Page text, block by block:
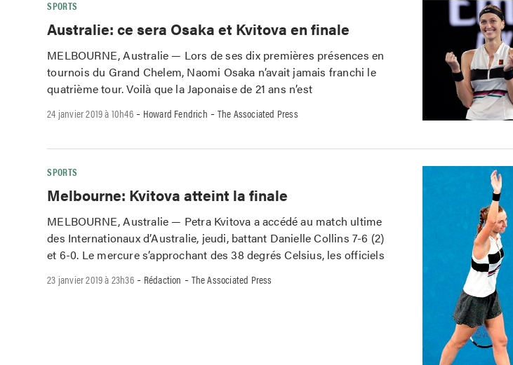
SPORTS
Australie: ce sera Osaka et Kvitova en finale
MELBOURNE, Australie — Lors de ses dix premières présences en
tournois du Grand Chelem, Naomi Osaka n’avait jamais franchi le
quatrième tour. Voilà que la Japonaise de 21 ans n’est
24 janvier 2019 à 10h46- Howard Fendrich -The Associated Press
SPORTS
Melbourne: Kvitova atteint la finale
MELBOURNE, Australie — Petra Kvitova a accédé au match ultime
des Internationaux d’Australie, jeudi, battant Danielle Collins 7-6 (2)
et 6-0. Le mercure s’approchant des 38 degrés Celsius, les officiels
23 janvier 2019 à 23h36- Rédaction -The Associated Press